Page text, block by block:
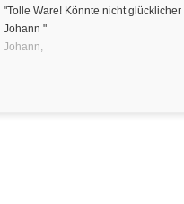
"Tolle Ware! Könnte nicht
Johann "
Johann,